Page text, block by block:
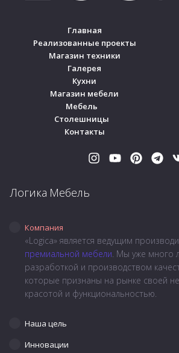
Главная
Реализованные проекты
Магазин техники
Галерея
Кухни
Магазин мебели
Мебель
Столешницы
Контакты
Логика Мебель
Компания
«Logica» является ведущим
премиальной мебели . Мы уже много
разработкой и производством
которые признаны на рынке своей
красотой и функциональностью.
Наша цель
Инновации